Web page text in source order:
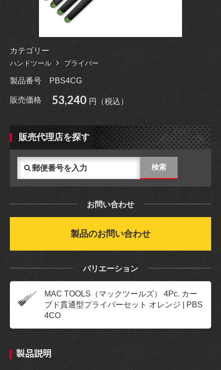
カテゴリー
ハンドツール プライバー
製品番号 PBS4CG
販売価格 53,240 円（税込）
販売代理店を探す
お問い合わせ
製品のお問い合わせ
バリエーション
MAC TOOLS（マックツールズ） 4Pc. カー
ブド貫通型プライバーセット オレンジ | PBS
4CO
製品説明